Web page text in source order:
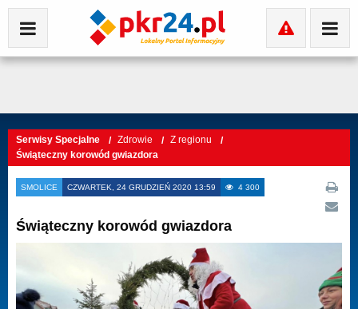
Serwisy Specjalne Zdrowie
Z regionu
Świąteczny korowód gwiazdora
SMOLICE CZWARTEK, 24 GRUDZIEŃ 2020 13:59 4 300
Świąteczny korowód gwiazdora